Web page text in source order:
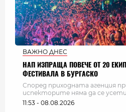
ВАЖНО ДНЕС
НАП ИЗПРАЩА ПОВЕЧЕ ОТ 20
ФЕСТИВАЛА В БУРГАСКО
Според приходната агенция
испекторите няма да се усети
11:53 - 08.08.2026